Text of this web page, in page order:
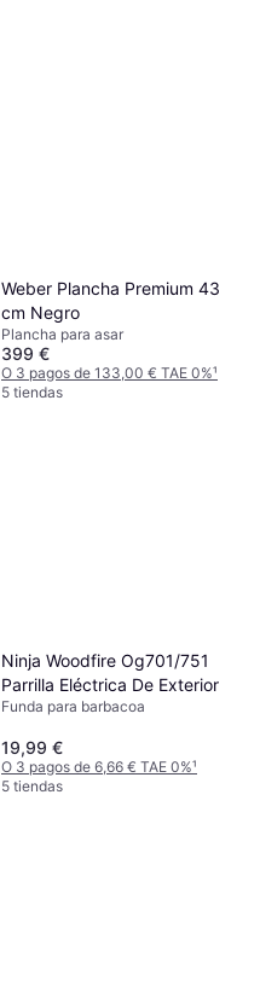
Weber Plancha Premium 43
cm Negro
Plancha para asar
399 €
O 3 pagos de 133,00 € TAE 0%¹
5 tiendas
Ninja Woodfire Og701/751
Parrilla Eléctrica De Exterior
Funda para barbacoa
19,99 €
O 3 pagos de 6,66 € TAE 0%¹
5 tiendas